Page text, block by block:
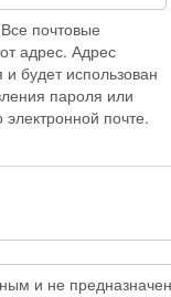
почтовые
адрес. Адрес
и будет использован
пароля или
почте.
и не